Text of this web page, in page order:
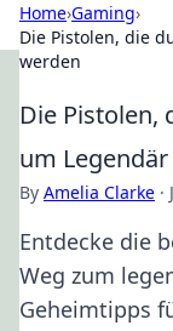
Home›Gaming›
Die Pistolen, die
werden
Die Pistolen,
um
By Amelia Clarke ·
Entdecke die
Weg zum
Geheimtipps